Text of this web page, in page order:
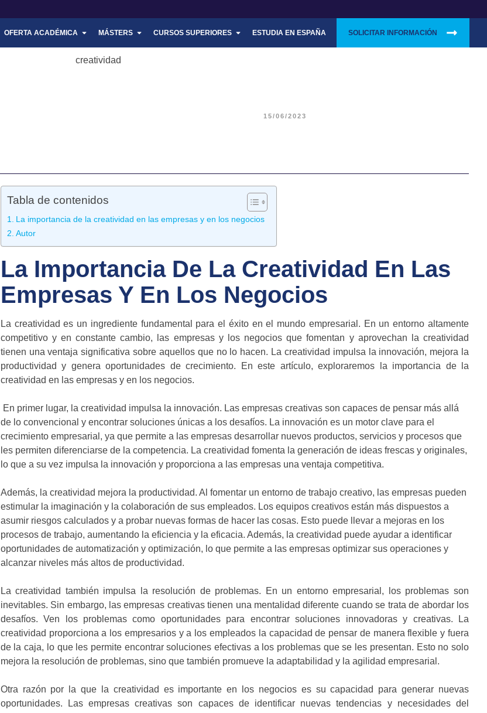
OFERTA ACADÉMICA MÁSTERS CURSOS SUPERIORES ESTUDIA EN ESPAÑA SOLICITAR INFORMACIÓN
15/06/2023
Tabla de contenidos
La importancia de la creatividad en las empresas y en los negocios
Autor
La Importancia De La Creatividad En Las
Empresas Y En Los Negocios
La creatividad es un ingrediente fundamental para el éxito en el mundo empresarial. En un entorno altamente
competitivo y en constante cambio, las empresas y los negocios que fomentan y aprovechan la creatividad
tienen una ventaja significativa sobre aquellos que no lo hacen. La creatividad impulsa la innovación, mejora la
productividad y genera oportunidades de crecimiento. En este artículo, exploraremos la importancia de la
creatividad en las empresas y en los negocios.
En primer lugar, la creatividad impulsa la innovación. Las empresas creativas son capaces de pensar más allá
de lo convencional y encontrar soluciones únicas a los desafíos. La innovación es un motor clave para el
crecimiento empresarial, ya que permite a las empresas desarrollar nuevos productos, servicios y procesos que
les permiten diferenciarse de la competencia. La creatividad fomenta la generación de ideas frescas y originales,
lo que a su vez impulsa la innovación y proporciona a las empresas una ventaja competitiva.
Además, la creatividad mejora la productividad. Al fomentar un entorno de trabajo creativo, las empresas pueden
estimular la imaginación y la colaboración de sus empleados. Los equipos creativos están más dispuestos a
asumir riesgos calculados y a probar nuevas formas de hacer las cosas. Esto puede llevar a mejoras en los
procesos de trabajo, aumentando la eficiencia y la eficacia. Además, la creatividad puede ayudar a identificar
oportunidades de automatización y optimización, lo que permite a las empresas optimizar sus operaciones y
alcanzar niveles más altos de productividad.
La creatividad también impulsa la resolución de problemas. En un entorno empresarial, los problemas son
inevitables. Sin embargo, las empresas creativas tienen una mentalidad diferente cuando se trata de abordar los
desafíos. Ven los problemas como oportunidades para encontrar soluciones innovadoras y creativas. La
creatividad proporciona a los empresarios y a los empleados la capacidad de pensar de manera flexible y fuera
de la caja, lo que les permite encontrar soluciones efectivas a los problemas que se les presentan. Esto no solo
mejora la resolución de problemas, sino que también promueve la adaptabilidad y la agilidad empresarial.
Otra razón por la que la creatividad es importante en los negocios es su capacidad para generar nuevas
oportunidades. Las empresas creativas son capaces de identificar nuevas tendencias y necesidades del